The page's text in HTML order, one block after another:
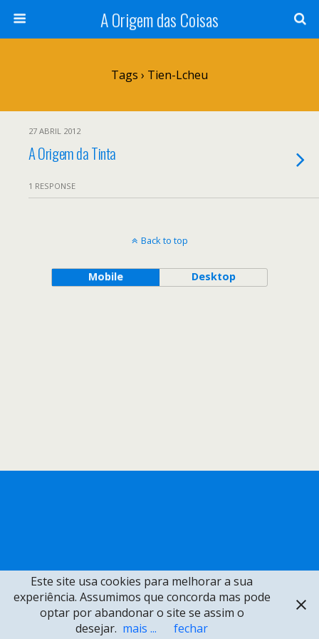
A Origem das Coisas
Tags › Tien-Lcheu
27 ABRIL 2012
A Origem da Tinta
1 RESPONSE
Back to top
Mobile Desktop
Este site usa cookies para melhorar a sua
experiência. Assumimos que concorda mas pode
optar por abandonar o site se assim o
desejar. mais ... fechar